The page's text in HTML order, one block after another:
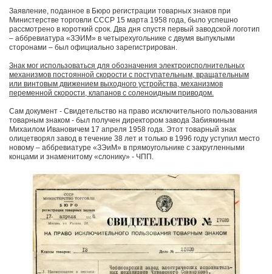
Заявление, поданное в Бюро регистрации товарных знаков при
Министерстве торговли СССР 15 марта 1958 года, было успешно
рассмотрено в короткий срок. Два дня спустя первый заводской логотип
– аббревиатура «ЗЭИМ» в четырехугольнике с двумя выпуклыми
сторонами – был официально зарегистрирован.
Знак мог использоваться для обозначения электроисполнительных
механизмов постоянной скорости с поступательным, вращательным
или винтовым движением выходного устройства, механизмов
переменной скорости, клапанов с соленоидным приводом.
Сам документ - Свидетельство на право исключительного пользования
товарным знаком - был получен директором завода Забиякиным
Михаилом Ивановичем 17 апреля 1958 года. Этот товарный знак
олицетворял завод в течение 38 лет и только в 1996 году уступил место
новому – аббревиатуре «ЗЭиМ» в прямоугольнике с закругленными
концами и знаменитому «слонику» - ЧПП.